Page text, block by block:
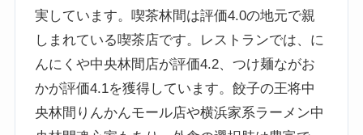
実しています。喫茶林間は評価4.0の地元で親
しまれている喫茶店です。レストランでは、に
んにくや中央林間店が評価4.2、つけ麺ながお
かが評価4.1を獲得しています。餃子の王将中
央林間りんかんモール店や横浜家系ラーメン中